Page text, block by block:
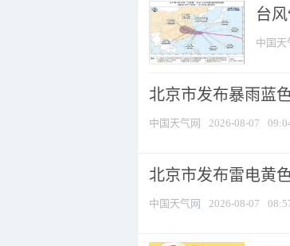
台
中国天
北京市发布暴雨蓝
中国天气网 2026-08-07
北京市发布雷电黄
中国天气网 2026-08-07